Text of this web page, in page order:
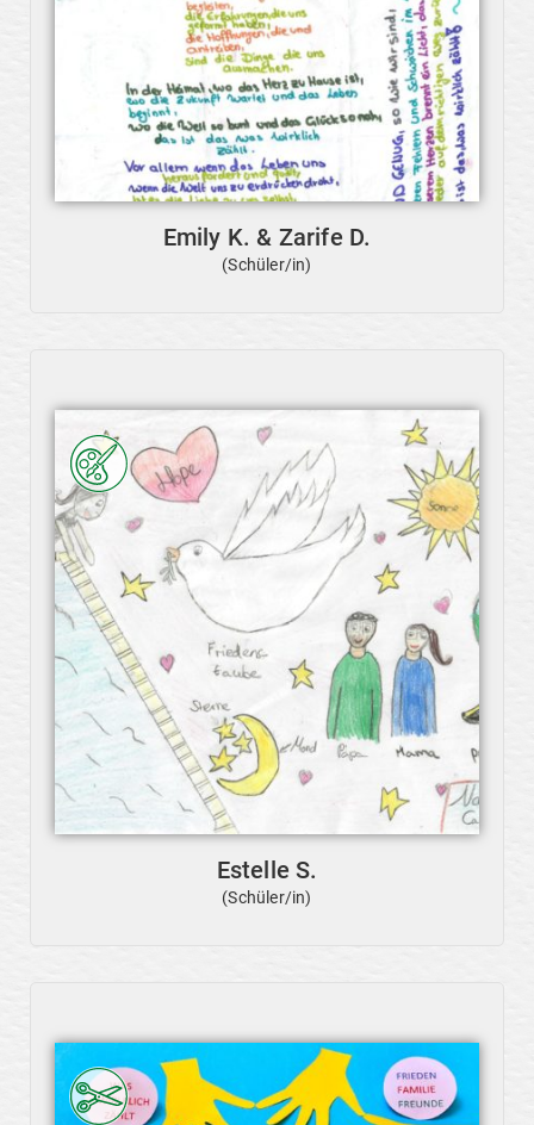
Emily K. & Zarife D.
(Schüler/in)
Estelle S.
(Schüler/in)